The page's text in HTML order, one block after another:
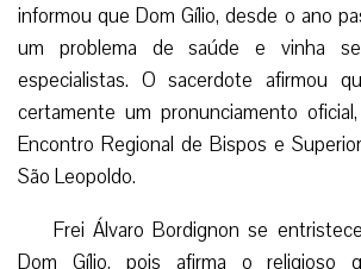
informou que Dom Gílio, desde o ano
um problema de saúde e vinha
especialistas. O sacerdote afirmou
certamente um pronunciamento
Encontro Regional de Bispos e
São Leopoldo.
Frei Álvaro Bordignon se
Dom Gílio, pois afirma o religioso